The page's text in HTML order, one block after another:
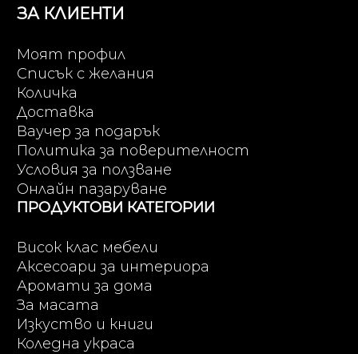
ЗА КЛИЕНТИ
Моят профил
Списък с желания
Количка
Доставка
Ваучер за подарък
Политика за поверителност
Условия за ползване
Онлайн пазаруване
ПРОДУКТОВИ КАТЕГОРИИ
Висок клас мебели
Аксесоари за интериора
Аромати за дома
За масата
Изкуство и книги
Коледна украса